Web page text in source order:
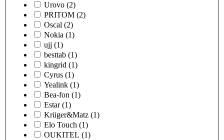
Urovo (2)
PRITOM (2)
Oscal (2)
Nokia (1)
ujj (1)
besttab (1)
kingrid (1)
Cyrus (1)
Yealink (1)
Bea-fon (1)
Estar (1)
Krüger&Matz (1)
Elo Touch (1)
OUKITEL (1)